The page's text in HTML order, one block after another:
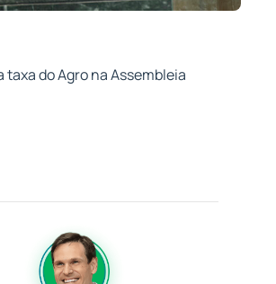
taxa do Agro na Assembleia